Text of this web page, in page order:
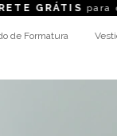
para compras
de Formatura